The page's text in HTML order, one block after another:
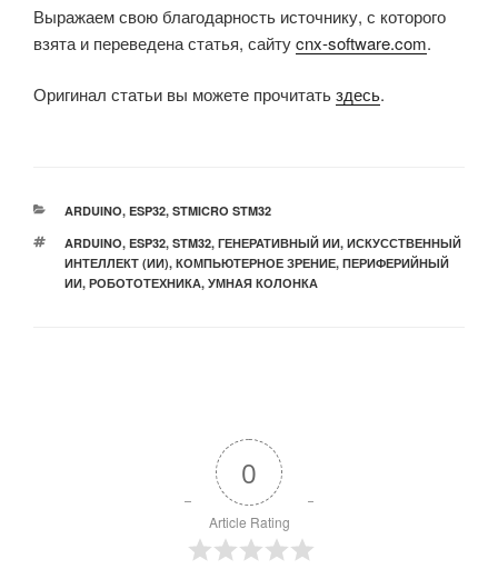
Выражаем свою благодарность источнику, с которого
взята и переведена статья, сайтуcnx-software.com.
Оригинал статьи вы можете прочитатьздесь.
РУБРИКИ
ARDUINO, ESP32, STMICRO STM32
МЕТКИ
ARDUINO, ESP32, STM32, ГЕНЕРАТИВНЫЙ ИИ, ИСКУССТВЕННЫЙ
ИНТЕЛЛЕКТ (ИИ), КОМПЬЮТЕРНОЕ ЗРЕНИЕ, ПЕРИФЕРИЙНЫЙ
ИИ, РОБОТОТЕХНИКА, УМНАЯ КОЛОНКА
0
Article Rating